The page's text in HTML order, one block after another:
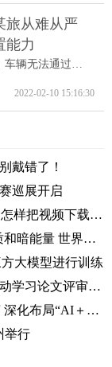
旅从难从严
能力
“前方道路遭‘敌’破坏，车辆无法通过。...
2022-02-10 15:16:30
戴错了！
巡展开启
快播：如何将视频下载到mp3中视频教程 怎样把视频下载到MP3里呢
欧几里得空间望远镜升空 探索宇宙暗物质和暗能量 世界资讯
大模型进行训练
曲江新区2021年后备人才“星火训练营”行动学习论文评审会暨结训仪式圆满举办|全球要闻
环球微头条丨携程宣布接入百度文心一言 深化布局“AI＋旅行”应用
举行